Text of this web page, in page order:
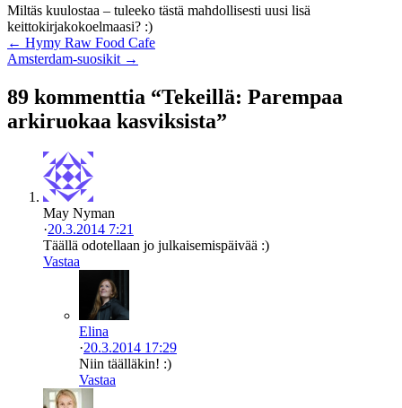
Miltäs kuulostaa – tuleeko tästä mahdollisesti uusi lisä
keittokirjakokoelmaasi? :)
← Hymy Raw Food Cafe
Amsterdam-suosikit →
89 kommenttia “Tekeillä: Parempaa
arkiruokaa kasviksista”
May Nyman
·20.3.2014 7:21
Täällä odotellaan jo julkaisemispäivää :)
Vastaa
Elina
·20.3.2014 17:29
Niin täälläkin! :)
Vastaa